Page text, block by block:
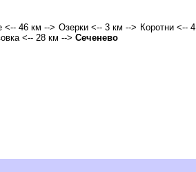
46 км --> Озерки <-- 3 км --> Коротни <-- 4
<-- 28 км --> Сеченево